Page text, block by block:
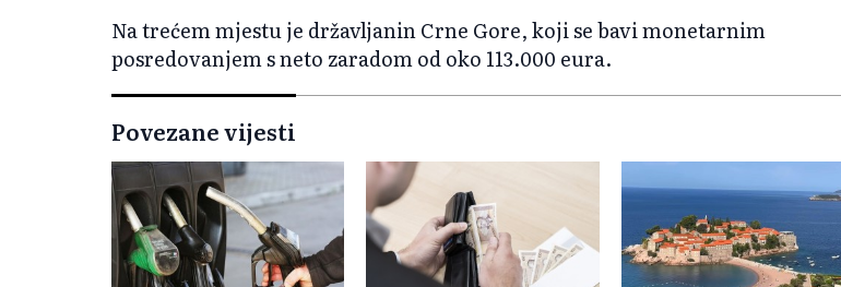
Na trećem mjestu je državljanin Crne Gore, koji se bavi monetarnim
posredovanjem s neto zaradom od oko 113.000 eura.
Povezane vijesti